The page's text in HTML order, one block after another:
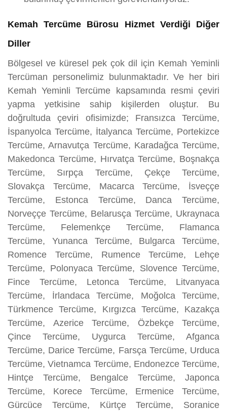
Kemah Tercüme Bürosu Hizmet Verdiği Diğer
Diller
Bölgesel ve küresel pek çok dil için Kemah Yeminli
Tercüman personelimiz bulunmaktadır. Ve her biri
Kemah Yeminli Tercüme kapsamında resmi çeviri
yapma yetkisine sahip kişilerden oluştur. Bu
doğrultuda çeviri ofisimizde; Fransızca Tercüme,
İspanyolca Tercüme, İtalyanca Tercüme, Portekizce
Tercüme, Arnavutça Tercüme, Karadağca Tercüme,
Makedonca Tercüme, Hırvatça Tercüme, Boşnakça
Tercüme, Sırpça Tercüme, Çekçe Tercüme,
Slovakça Tercüme, Macarca Tercüme, İsveççe
Tercüme, Estonca Tercüme, Danca Tercüme,
Norveççe Tercüme, Belarusça Tercüme, Ukraynaca
Tercüme, Felemenkçe Tercüme, Flamanca
Tercüme, Yunanca Tercüme, Bulgarca Tercüme,
Romence Tercüme, Rumence Tercüme, Lehçe
Tercüme, Polonyaca Tercüme, Slovence Tercüme,
Fince Tercüme, Letonca Tercüme, Litvanyaca
Tercüme, İrlandaca Tercüme, Moğolca Tercüme,
Türkmence Tercüme, Kırgızca Tercüme, Kazakça
Tercüme, Azerice Tercüme, Özbekçe Tercüme,
Çince Tercüme, Uygurca Tercüme, Afganca
Tercüme, Darice Tercüme, Farsça Tercüme, Urduca
Tercüme, Vietnamca Tercüme, Endonezce Tercüme,
Hintçe Tercüme, Bengalce Tercüme, Japonca
Tercüme, Korece Tercüme, Ermenice Tercüme,
Gürcüce Tercüme, Kürtçe Tercüme, Soranice